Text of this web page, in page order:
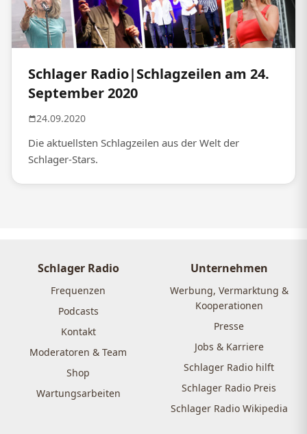
Schlager Radio|Schlagzeilen am 24.
September 2020
24.09.2020
Die aktuellsten Schlagzeilen aus der Welt der
Schlager-Stars.
Schlager Radio
Frequenzen
Podcasts
Kontakt
Moderatoren & Team
Shop
Wartungsarbeiten
Unternehmen
Werbung, Vermarktung &
Kooperationen
Presse
Jobs & Karriere
Schlager Radio hilft
Schlager Radio Preis
Schlager Radio Wikipedia